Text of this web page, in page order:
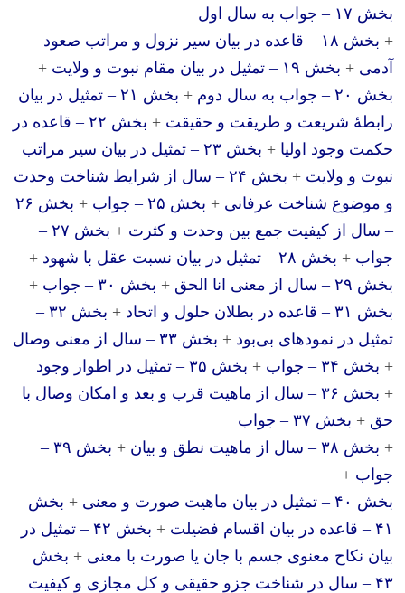
بخش ۱۷ – جواب به سال اول
+
بخش ۱۸ – قاعده در بیان سیر نزول و مراتب صعود
آدمی + بخش ۱۹ – تمثیل در بیان مقام نبوت و ولایت
+
بخش ۲۰ – جواب به سال دوم
+
بخش ۲۱ – تمثیل در بیان
رابطهٔ شریعت و طریقت و حقیقت +
بخش ۲۲ – قاعده در
حکمت وجود اولیا +
بخش ۲۳ – تمثیل در بیان سیر مراتب
نبوت و ولایت +
بخش ۲۴ – سال از شرایط شناخت وحدت
و موضوع شناخت عرفانی + بخش ۲۵ – جواب +
بخش ۲۶
– سال از کیفیت جمع بین وحدت و کثرت +
بخش ۲۷ –
جواب + بخش ۲۸ – تمثیل در بیان نسبت عقل با شهود
+
بخش ۲۹ – سال از معنی انا الحق
+ بخش ۳۰ – جواب
+
بخش ۳۱ – قاعده در بطلان حلول و اتحاد
+
بخش ۳۲ –
تمثیل در نمودهای بی‌بود + بخش ۳۳ – سال از معنی وصال
+ بخش ۳۴ – جواب + بخش ۳۵ – تمثیل در اطوار وجود
+
بخش ۳۶ – سال از ماهیت قرب و بعد و امکان وصال با
حق + بخش ۳۷ – جواب
+ بخش ۳۸ – سال از ماهیت نطق و بیان +
بخش ۳۹ –
جواب +
بخش ۴۰ – تمثیل در بیان ماهیت صورت و معنی
+ بخش
۴۱ – قاعده در بیان اقسام فضیلت
+
بخش ۴۲ – تمثیل در
بیان نکاح معنوی جسم با جان یا صورت با معنی + بخش
۴۳ – سال در شناخت جزو حقیقی و کل مجازی و کیفیت